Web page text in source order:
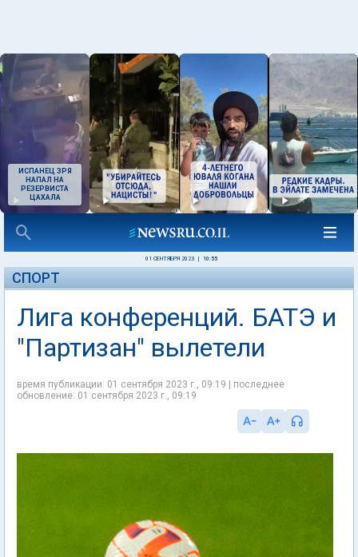
ИСПАНЕЦ ЗРЯ
НАПАЛ НА
РЕЗЕРВИСТА
ЦАХАЛА
01 СЕНТЯБРЯ 2023 10:55
СПОРТ
Лига конференций. БАТЭ и
"Партизан" вылетели
время публикации: 01 сентября 2023 г., 09:19 | последнее
обновление: 01 сентября 2023 г., 09:19